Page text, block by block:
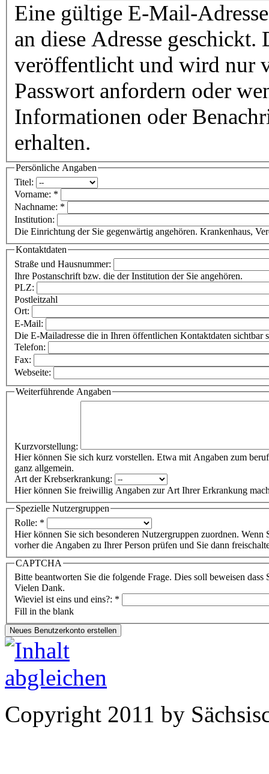
Eine gültige E-Mail-
an diese Adresse
veröffentlicht und wird nur
Passwort anfordern oder
Informationen oder
erhalten.
Persönliche Angaben
Titel:
Vorname: *
Nachname: *
Institution:
Die Einrichtung der Sie gegenwärtig angehören. Krankenhaus,
Kontaktdaten
Straße und Hausnummer:
Ihre Postanschrift bzw. die der Institution der Sie angehören.
PLZ:
Postleitzahl
Ort:
E-Mail:
Die E-Mailadresse die in Ihren öffentlichen Kontaktdaten
Telefon:
Fax:
Webseite:
Weiterführende Angaben
Kurzvorstellung:
Hier können Sie sich kurz vorstellen. Etwa mit Angaben zum
ganz allgemein.
Art der Krebserkrankung:
Hier können Sie freiwillig Angaben zur Art Ihrer Erkrankung
Spezielle Nutzergruppen
Rolle: *
Hier können Sie sich besonderen Nutzergruppen zuordnen.
vorher die Angaben zu Ihrer Person prüfen und Sie dann
CAPTCHA
Bitte beantworten Sie die folgende Frage. Dies soll beweisen
Vielen Dank.
Wieviel ist eins und eins?: *
Fill in the blank
Copyright 2011 by